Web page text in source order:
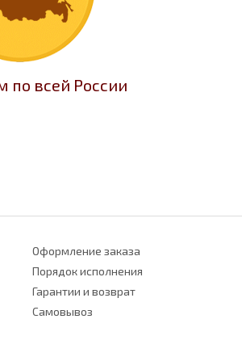
по всей России
Оформление заказа
Порядок исполнения
Гарантии и возврат
Самовывоз